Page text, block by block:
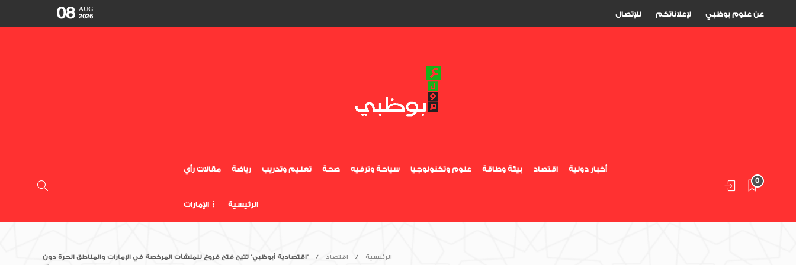
للإتصال لإعلاناتكم عن علوم بوظبي 08 AUG
2026
مقالات رأي رياضة تعليم وتدريب صحة سياحة وترفيه علوم وتكنولوجيا بيئة وطاقة اقتصاد أخبار دولية
الإمارات الرئيسية
0
الرئيسية اقتصاد
“اقتصادية أبوظبي” تتيح فتح فروع للمنشآت المرخصة في الإمارات والمناطق الحرة دون